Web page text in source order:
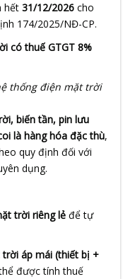
hết31/12/2026 cho
174/2025/NĐ-CP.
có thuế GTGT 8%
thống điện mặt trời
biến tần, pin lưu
là hàng hóa đặc thù,
quy định đối với
dụng.
trời riêng lẻ để tự
áp mái (thiết bị +
được tính thuế